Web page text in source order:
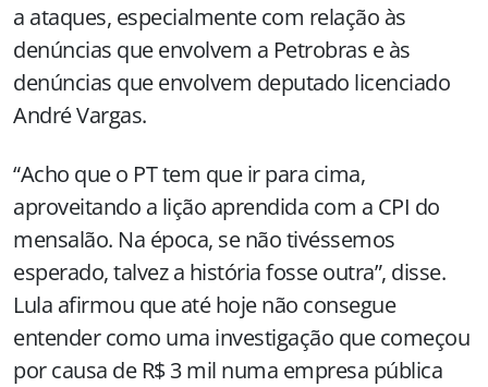
a ataques, especialmente com relação às
denúncias que envolvem a Petrobras e às
denúncias que envolvem deputado licenciado
André Vargas.
“Acho que o PT tem que ir para cima,
aproveitando a lição aprendida com a CPI do
mensalão. Na época, se não tivéssemos
esperado, talvez a história fosse outra”, disse.
Lula afirmou que até hoje não consegue
entender como uma investigação que começou
por causa de R$ 3 mil numa empresa pública